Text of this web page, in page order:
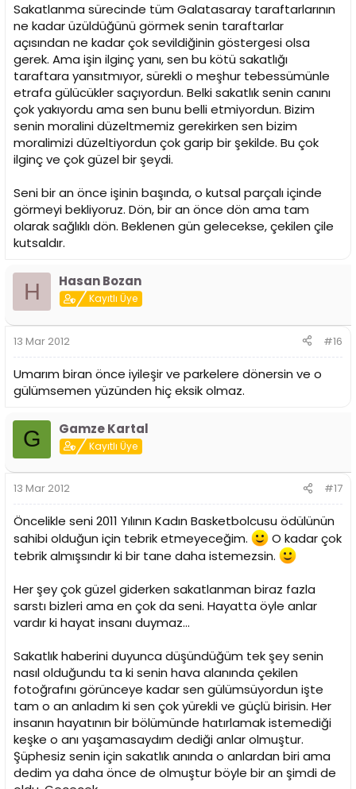
Sakatlanma sürecinde tüm Galatasaray taraftarlarının
ne kadar üzüldüğünü görmek senin taraftarlar
açısından ne kadar çok sevildiğinin göstergesi olsa
gerek. Ama işin ilginç yanı, sen bu kötü sakatlığı
taraftara yansıtmıyor, sürekli o meşhur tebessümünle
etrafa gülücükler saçıyordun. Belki sakatlık senin canını
çok yakıyordu ama sen bunu belli etmiyordun. Bizim
senin moralini düzeltmemiz gerekirken sen bizim
moralimizi düzeltiyordun çok garip bir şekilde. Bu çok
ilginç ve çok güzel bir şeydi.
Seni bir an önce işinin başında, o kutsal parçalı içinde
görmeyi bekliyoruz. Dön, bir an önce dön ama tam
olarak sağlıklı dön. Beklenen gün gelecekse, çekilen çile
kutsaldır.
H Hasan Bozan
Kayıtlı Üye
13 Mar 2012 #16
Umarım biran önce iyileşir ve parkelere dönersin ve o
gülümsemen yüzünden hiç eksik olmaz.
G Gamze Kartal
Kayıtlı Üye
13 Mar 2012 #17
Öncelikle seni 2011 Yılının Kadın Basketbolcusu ödülünün
sahibi olduğun için tebrik etmeyeceğim.
O kadar çok
tebrik almışsındır ki bir tane daha istemezsin.
Her şey çok güzel giderken sakatlanman biraz fazla
sarstı bizleri ama en çok da seni. Hayatta öyle anlar
vardır ki hayat insanı duymaz…
Sakatlık haberini duyunca düşündüğüm tek şey senin
nasıl olduğundu ta ki senin hava alanında çekilen
fotoğrafını görünceye kadar sen gülümsüyordun işte
tam o an anladım ki sen çok yürekli ve güçlü birisin. Her
insanın hayatının bir bölümünde hatırlamak istemediği
keşke o anı yaşamasaydım dediği anlar olmuştur.
Şüphesiz senin için sakatlık anında o anlardan biri ama
dedim ya daha önce de olmuştur böyle bir an şimdi de